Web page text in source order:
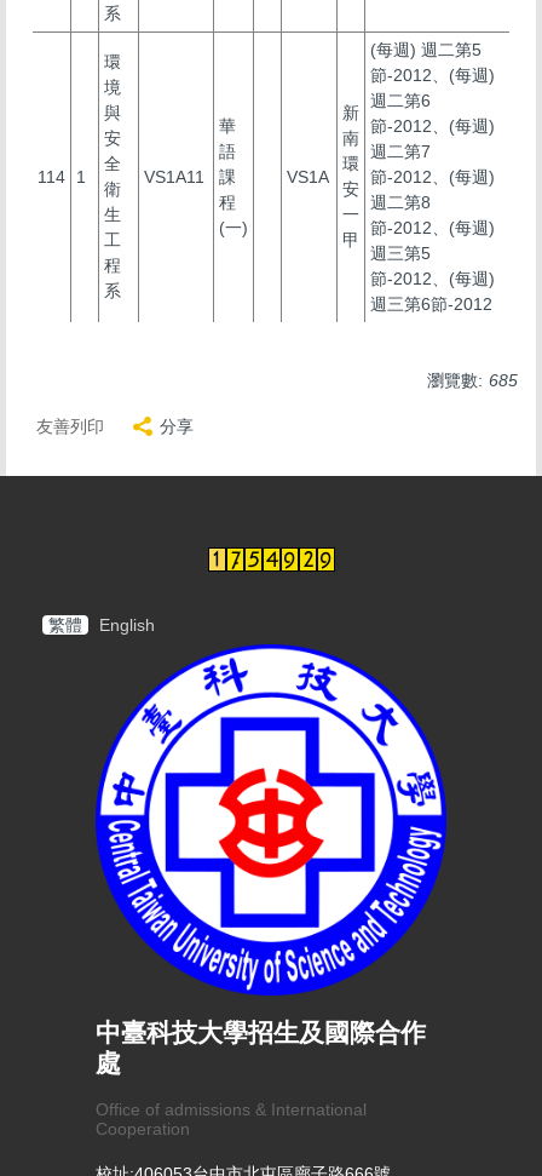
系
114 1
環
境
與
安
全
衛
生
工
程
系
VS1A11
華
語
課
程
(一)
VS1A
新
南
環
安
一
甲
(每週) 週二第5
節-2012、(每週)
週二第6
節-2012、(每週)
週二第7
節-2012、(每週)
週二第8
節-2012、(每週)
週三第5
節-2012、(每週)
週三第6節-2012
瀏覽數: 685
友善列印 分享
繁體 English
中臺科技大學招生及國際合作
處
Office of admissions & International
Cooperation